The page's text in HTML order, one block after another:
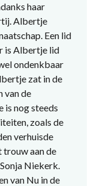
haar
Albertje
Een lid
is Albertje lid
ondenkbaar
zat in de
van de
is nog steeds
zoals de
verhuisde
aan de
Niekerk.
van Nu in de